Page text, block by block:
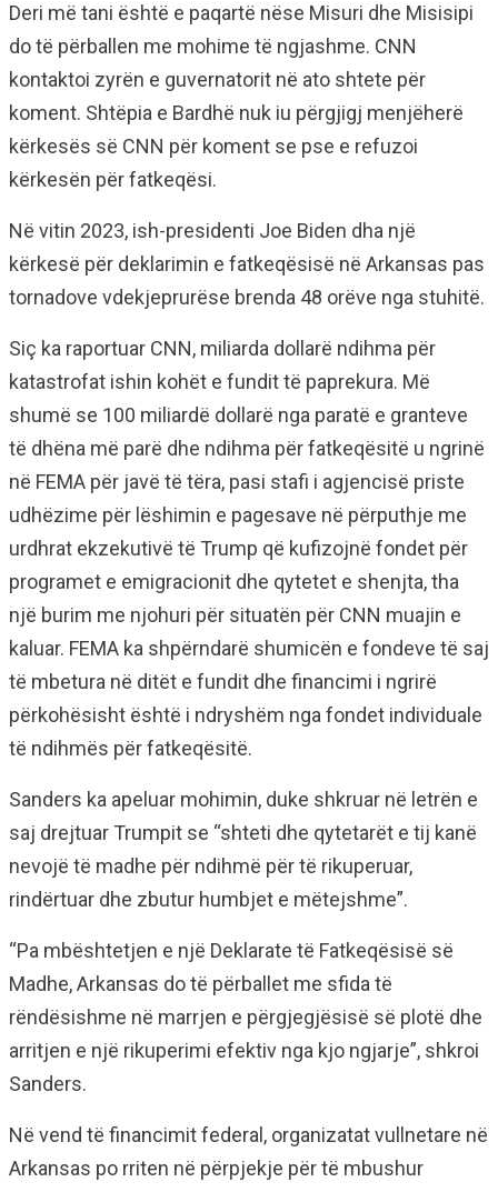
Deri më tani është e paqartë nëse Misuri dhe Misisipi
do të përballen me mohime të ngjashme. CNN
kontaktoi zyrën e guvernatorit në ato shtete për
koment. Shtëpia e Bardhë nuk iu përgjigj menjëherë
kërkesës së CNN për koment se pse e refuzoi
kërkesën për fatkeqësi.
Në vitin 2023, ish-presidenti Joe Biden dha një
kërkesë për deklarimin e fatkeqësisë në Arkansas pas
tornadove vdekjeprurëse brenda 48 orëve nga stuhitë.
Siç ka raportuar CNN, miliarda dollarë ndihma për
katastrofat ishin kohët e fundit të paprekura. Më
shumë se 100 miliardë dollarë nga paratë e granteve
të dhëna më parë dhe ndihma për fatkeqësitë u ngrinë
në FEMA për javë të tëra, pasi stafi i agjencisë priste
udhëzime për lëshimin e pagesave në përputhje me
urdhrat ekzekutivë të Trump që kufizojnë fondet për
programet e emigracionit dhe qytetet e shenjta, tha
një burim me njohuri për situatën për CNN muajin e
kaluar. FEMA ka shpërndarë shumicën e fondeve të saj
të mbetura në ditët e fundit dhe financimi i ngrirë
përkohësisht është i ndryshëm nga fondet individuale
të ndihmës për fatkeqësitë.
Sanders ka apeluar mohimin, duke shkruar në letrën e
saj drejtuar Trumpit se “shteti dhe qytetarët e tij kanë
nevojë të madhe për ndihmë për të rikuperuar,
rindërtuar dhe zbutur humbjet e mëtejshme”.
“Pa mbështetjen e një Deklarate të Fatkeqësisë së
Madhe, Arkansas do të përballet me sfida të
rëndësishme në marrjen e përgjegjësisë së plotë dhe
arritjen e një rikuperimi efektiv nga kjo ngjarje”, shkroi
Sanders.
Në vend të financimit federal, organizatat vullnetare në
Arkansas po rriten në përpjekje për të mbushur